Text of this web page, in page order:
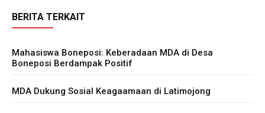
BERITA TERKAIT
Mahasiswa Boneposi: Keberadaan MDA di Desa
Boneposi Berdampak Positif
MDA Dukung Sosial Keagaamaan di Latimojong